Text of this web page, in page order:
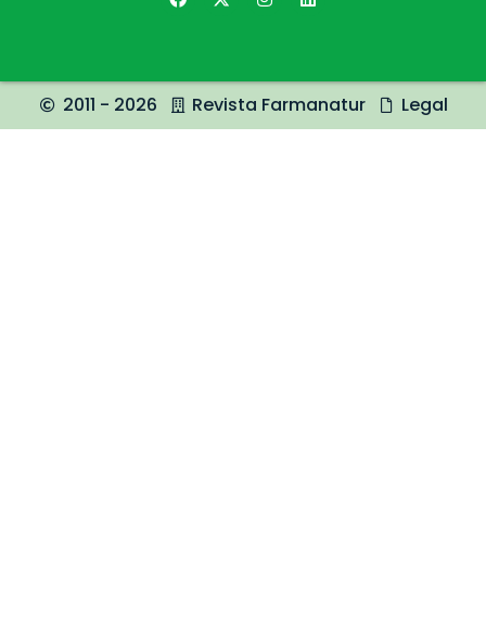
2011 - 2026 Revista Farmanatur Legal